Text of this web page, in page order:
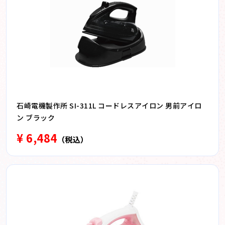
石崎電機製作所 SI-311L コードレスアイロン 男前アイロ
ン ブラック
¥ 6,484 （税込）